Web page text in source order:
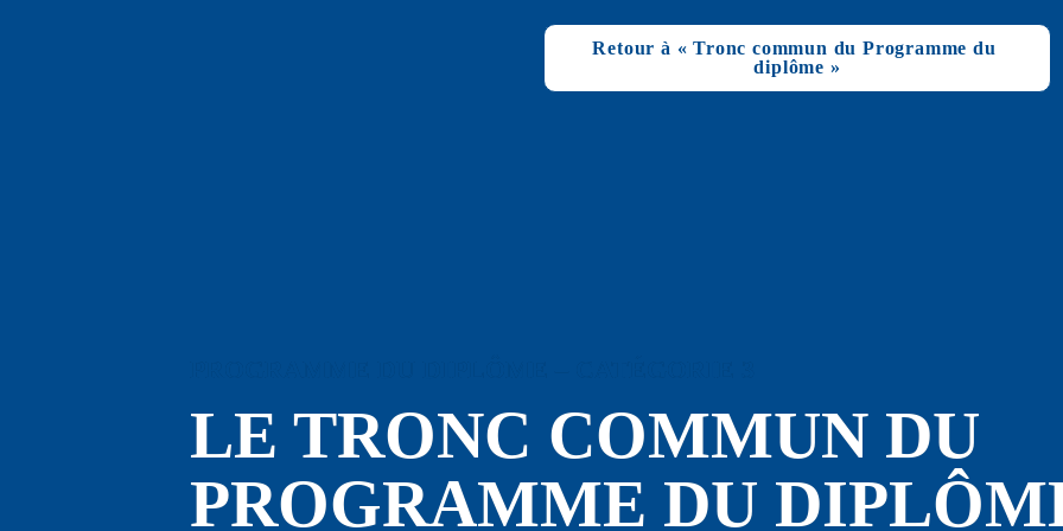
Retour à « Tronc commun du Programme du
diplôme »
LE TRONC COMMUN DU
PROGRAMME DU